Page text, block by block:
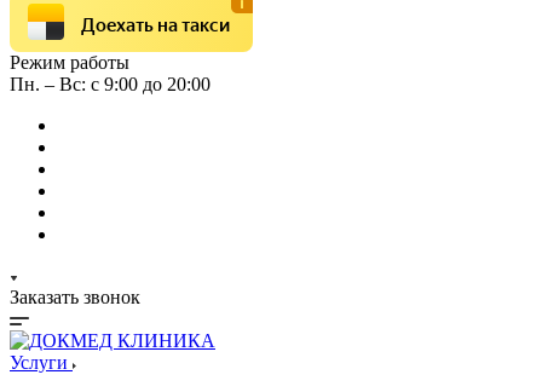
Доехать на такси
Режим работы
Пн. – Вс: с 9:00 до 20:00
Заказать звонок
Услуги